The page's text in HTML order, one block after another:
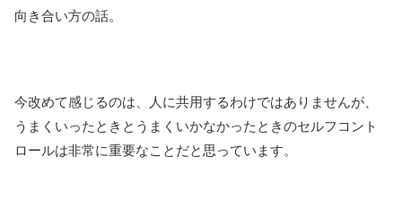
向き合い方の話。
今改めて感じるのは、人に共用するわけではありませんが、
うまくいったときとうまくいかなかったときのセルフコント
ロールは非常に重要なことだと思っています。